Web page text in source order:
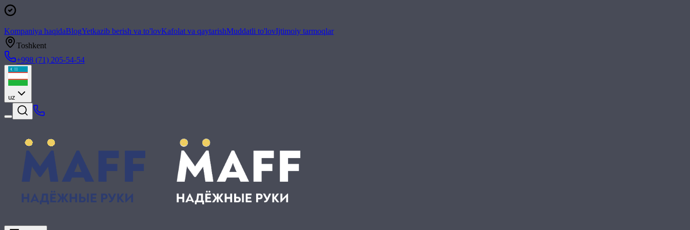
Kompaniya haqidaBlogYetkazib berish va to'lovKafolat va qaytarishMuddatli to'lovIjtimoiy tarmoqlar
Toshkent
+998 (71) 205-54-54
uz